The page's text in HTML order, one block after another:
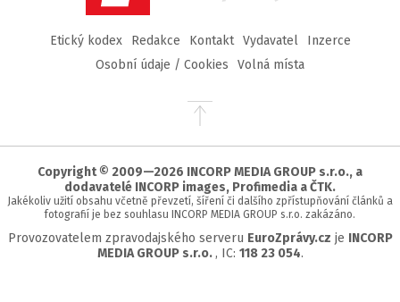
Etický kodex Redakce Kontakt Vydavatel
Inzerce
Osobní údaje / Cookies
Volná místa
Přejít
stránky
Copyright © 2009—2026 INCORP MEDIA GROUP s.r.o., a
dodavatelé INCORP images, Profimedia a ČTK.
Jakékoliv užití obsahu včetně převzetí, šíření či dalšího zpřístupňování článků a
fotografií je bez souhlasu INCORP MEDIA GROUP s.r.o. zakázáno.
Provozovatelem zpravodajského serveru EuroZprávy.cz je INCORP
MEDIA GROUP s.r.o. , IC: 118 23 054.